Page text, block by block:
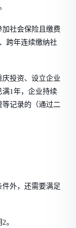
社会保险且缴费
跨年连续缴纳社
投资、设立企业
满1年，企业持续
记录的（通过二
外，还需要满足
。